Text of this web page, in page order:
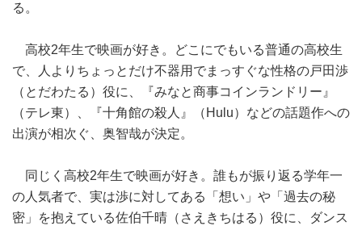
る。
高校2年生で映画が好き。どこにでもいる普通の高校生
で、人よりちょっとだけ不器用でまっすぐな性格の戸田渉
（とだわたる）役に、『みなと商事コインランドリー』
（テレ東）、『十角館の殺人』（Hulu）などの話題作への
出演が相次ぐ、奥智哉が決定。
同じく高校2年生で映画が好き。誰もが振り返る学年一
の人気者で、実は渉に対してある「想い」や「過去の秘
密」を抱えている佐伯千晴（さえきちはる）役に、ダンス